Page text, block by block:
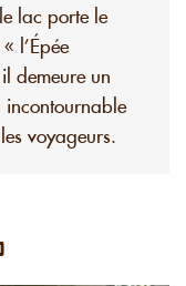
lac porte le
l’Épée
demeure un
voyageurs.